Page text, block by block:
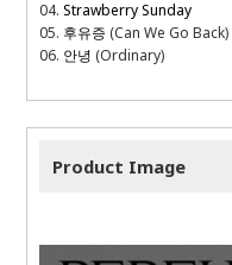
04. Strawberry Sunday
05. 후유증 (Can We Go Back)
06. 안녕 (Ordinary)
Product Image